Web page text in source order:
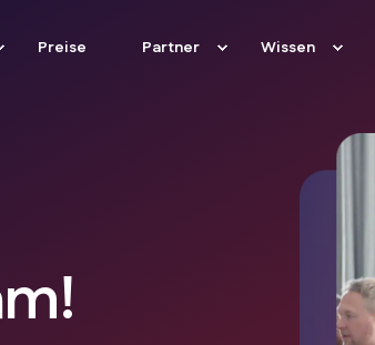
Preise Partner Wissen